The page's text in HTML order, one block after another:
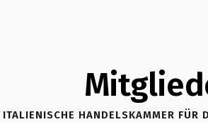
ITALIENISCHE HANDELSKAMMER FÜR